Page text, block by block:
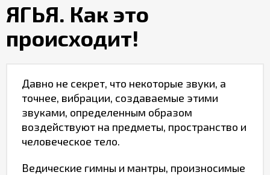
Хаб
Календарь
ЯГЬЯ. Как это
происходит!
Давно не секрет, что некоторые звуки, а
точнее, вибрации, создаваемые этими
звуками, определенным образом
воздействуют на предметы, пространство и
человеческое тело.
Ведические гимны и мантры, произносимые